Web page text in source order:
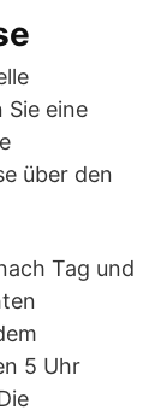
Sie eine
über den
Tag und
5 Uhr